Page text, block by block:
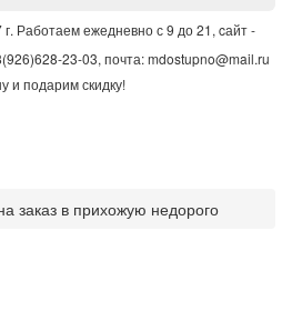
Работаем ежедневно с 9 до 21, cайт -
23-03, почта: mdostupno@mail.ru
подарим скидку!
заказ в прихожую недорого